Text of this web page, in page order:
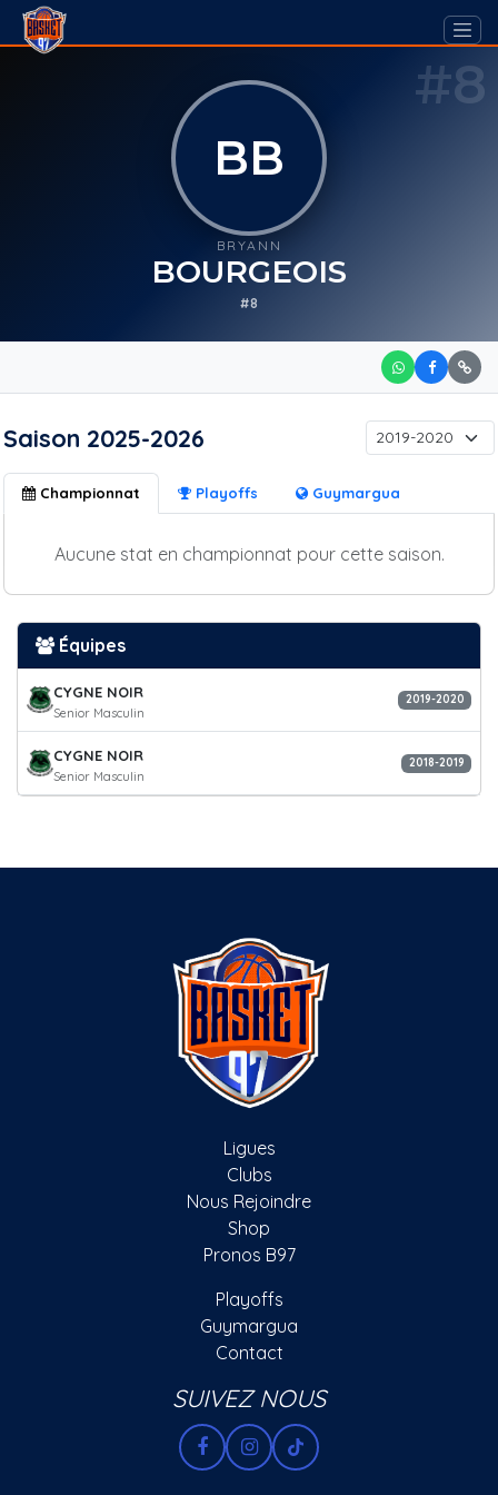
#8
BB
BRYANN
BOURGEOIS
#8
Saison 2025-2026
Championnat Playoffs Guymargua
Aucune stat en championnat pour cette saison.
Équipes
CYGNE NOIR
Senior Masculin
2019-2020
CYGNE NOIR
Senior Masculin
2018-2019
Ligues
Clubs
Nous Rejoindre
Shop
Pronos B97
Playoffs
Guymargua
Contact
SUIVEZ NOUS